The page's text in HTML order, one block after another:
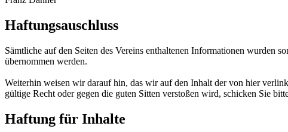
Haftungsauschluss
Sämtliche auf den Seiten des Vereins enthaltenen Informationen
übernommen werden.
Weiterhin weisen wir darauf hin, das wir auf den Inhalt der von hier
gültige Recht oder gegen die guten Sitten verstoßen wird, schicken Sie
Haftung für Inhalte